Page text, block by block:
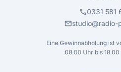
call0331 581
mailstudio@radio-
Eine Gewinnabholung ist
08.00 Uhr bis